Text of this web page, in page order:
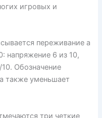
игровых и
переживание а
напряжение 6 из 10,
Обозначение
также уменьшает
три четкие